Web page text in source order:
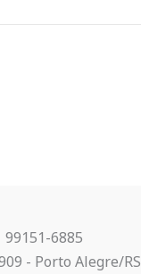
99151-6885
- Porto Alegre/RS